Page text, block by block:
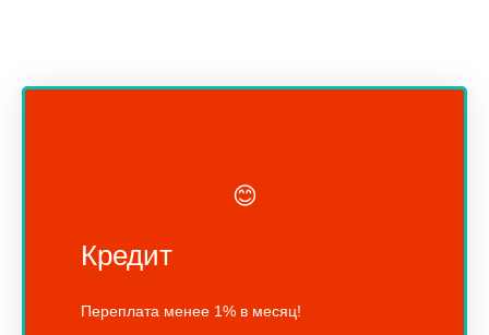
😊
Кредит
Переплата менее 1% в месяц!